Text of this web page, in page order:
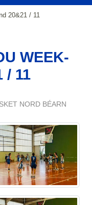
20&21 / 11
WEEK-
/ 11
NORD BÉARN